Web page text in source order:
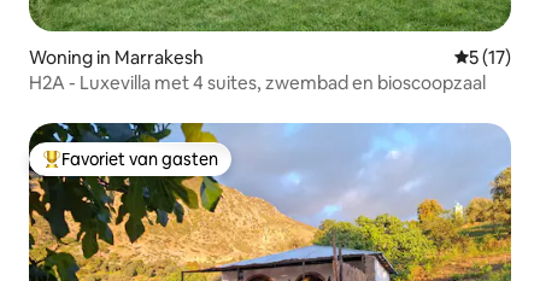
Woning in Marrakesh
5 (17)
H2A - Luxevilla met 4 suites, zwembad en bioscoopzaal
Topfavoriet van gasten
Favoriet van gasten